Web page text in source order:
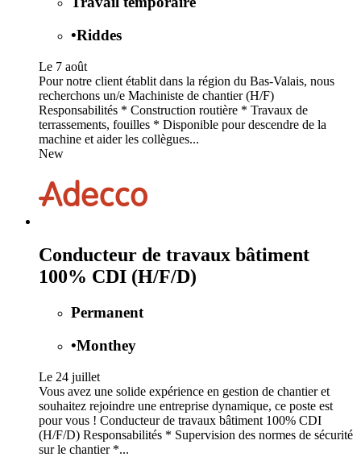
•Riddes
Le 7 août
Pour notre client établit dans la région du Bas-Valais, nous
recherchons un/e Machiniste de chantier (H/F)
Responsabilités * Construction routière * Travaux de
terrassements, fouilles * Disponible pour descendre de la
machine et aider les collègues...
New
Conducteur de travaux bâtiment
100% CDI (H/F/D)
Permanent
•Monthey
Le 24 juillet
Vous avez une solide expérience en gestion de chantier et
souhaitez rejoindre une entreprise dynamique, ce poste est
pour vous ! Conducteur de travaux bâtiment 100% CDI
(H/F/D) Responsabilités * Supervision des normes de sécurité
sur le chantier *...